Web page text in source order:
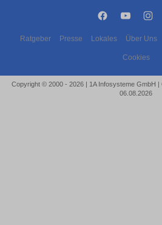
Ratgeber Presse Lokales Über Uns
Cookies
Copyright © 2000 - 2026 | 1A Infosysteme GmbH
06.08.2026